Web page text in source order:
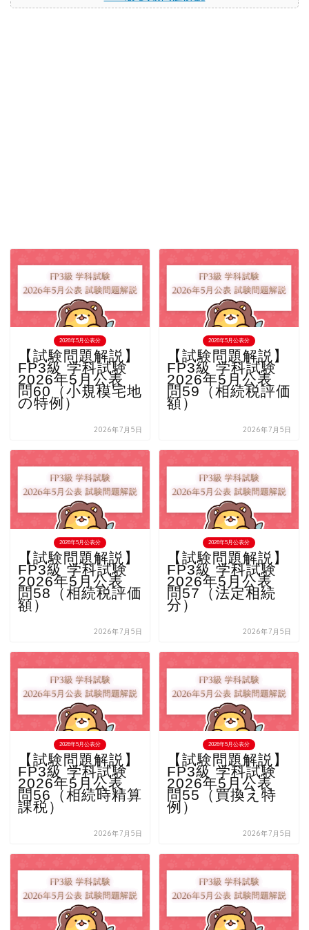
2026年5月公表分
【試験問題解説】
FP3級 学科試験
2026年5月公表
問60（小規模宅地
の特例）
2026年7月5日
2026年5月公表分
【試験問題解説】
FP3級 学科試験
2026年5月公表
問59（相続税評価
額）
2026年7月5日
2026年5月公表分
【試験問題解説】
FP3級 学科試験
2026年5月公表
問58（相続税評価
額）
2026年7月5日
2026年5月公表分
【試験問題解説】
FP3級 学科試験
2026年5月公表
問57（法定相続
分）
2026年7月5日
2026年5月公表分
【試験問題解説】
FP3級 学科試験
2026年5月公表
問56（相続時精算
課税）
2026年7月5日
2026年5月公表分
【試験問題解説】
FP3級 学科試験
2026年5月公表
問55（買換え特
例）
2026年7月5日